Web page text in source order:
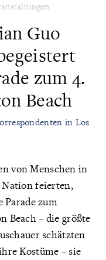
Guo
zum 4.
Beach
in Los
von Menschen in
Nation feierten,
Parade zum
Beach – die größte
schätzten
Kostüme – sie